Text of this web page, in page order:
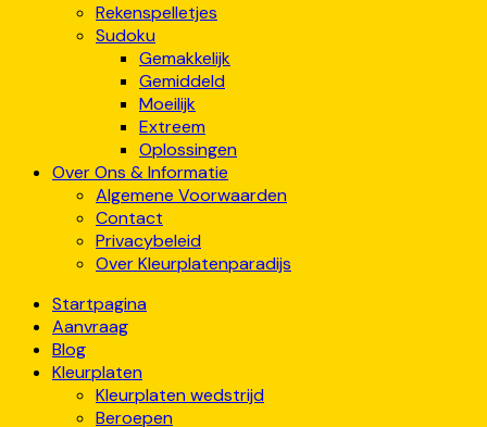
Rekenspelletjes
Sudoku
Gemakkelijk
Gemiddeld
Moeilijk
Extreem
Oplossingen
Over Ons & Informatie
Algemene Voorwaarden
Contact
Privacybeleid
Over Kleurplatenparadijs
Startpagina
Aanvraag
Blog
Kleurplaten
Kleurplaten wedstrijd
Beroepen